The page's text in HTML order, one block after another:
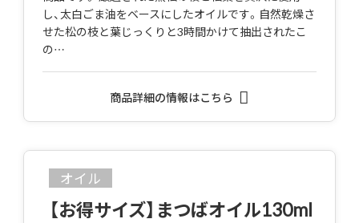
し、太白ごま油をベースにしたオイルです。自然乾燥さ
せた松の枝と葉じっくりと3時間かけて抽出されたこ
の…
商品詳細の情報はこちら
オイル
【お得サイズ】まつばオイル130ml